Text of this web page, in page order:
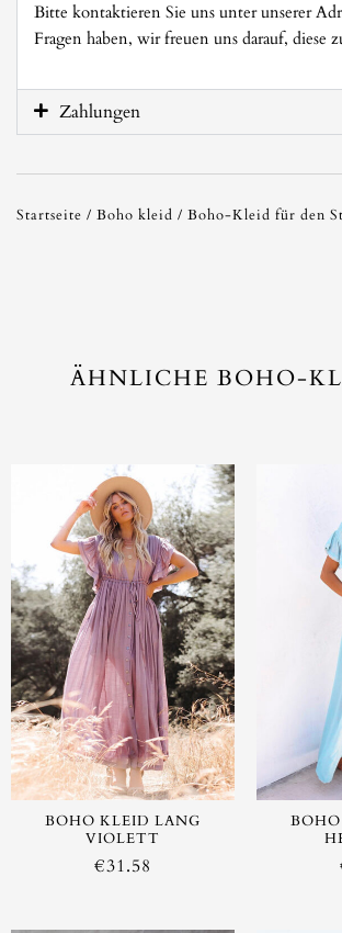
Bitte kontaktieren Sie uns unter unserer
Fragen haben, wir freuen uns darauf, diese
Zahlungen
Startseite / Boho kleid / Boho-Kleid für den
ÄHNLICHE BOHO-
BOHO KLEID LANG
VIOLETT
€31.58